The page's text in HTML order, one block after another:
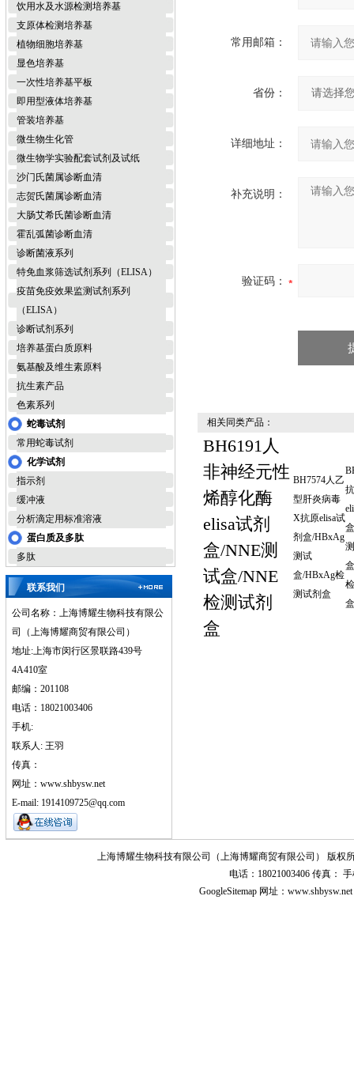
饮用水及水源检测培养基
支原体检测培养基
植物细胞培养基
显色培养基
一次性培养基平板
即用型液体培养基
管装培养基
微生物生化管
微生物学实验配套试剂及试纸
沙门氏菌属诊断血清
志贺氏菌属诊断血清
大肠艾希氏菌诊断血清
霍乱弧菌诊断血清
诊断菌液系列
特免血浆筛选试剂系列（ELISA）
疫苗免疫效果监测试剂系列
（ELISA）
诊断试剂系列
培养基蛋白质原料
氨基酸及维生素原料
抗生素产品
色素系列
蛇毒试剂
常用蛇毒试剂
化学试剂
指示剂
缓冲液
分析滴定用标准溶液
蛋白质及多肽
多肽
联系我们
公司名称：上海博耀生物科技有限公
司（上海博耀商贸有限公司）
地址:上海市闵行区景联路439号
4A410室
邮编：201108
电话：18021003406
手机:
联系人: 王羽
传真：
网址：www.shbysw.net
E-mail: 1914109725@qq.com
常用邮箱：
省份：
详细地址：
补充说明：
验证码：
相关同类产品：
BH6191人
非神经元性
烯醇化酶
elisa试剂
盒/NNE测
试盒/NNE
检测试剂
盒
BH7574人乙
型肝炎病毒
X抗原elisa试
剂盒/HBxAg
测试
盒/HBxAg检
测试剂盒
盒
上海博耀生物科技有限公司（上海博耀商贸有限公司） 版权
电话：18021003406 传真：
GoogleSitemap 网址：